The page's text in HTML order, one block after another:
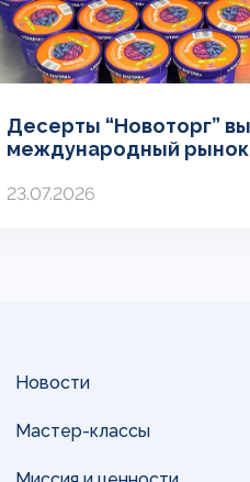
Десерты “Новоторг”
международный
23.07.2026
Новости
Мастер-классы